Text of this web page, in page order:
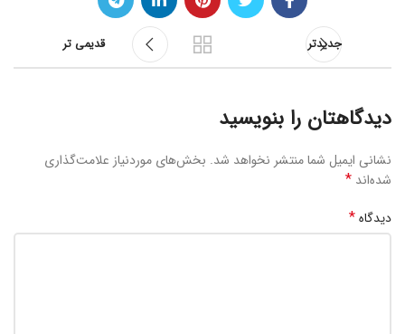
جدیدتر قدیمی تر
دیدگاهتان را بنویسید
نشانی ایمیل شما منتشر نخواهد شد. بخش‌های موردنیاز علامت‌گذاری
شده‌اند *
دیدگاه*